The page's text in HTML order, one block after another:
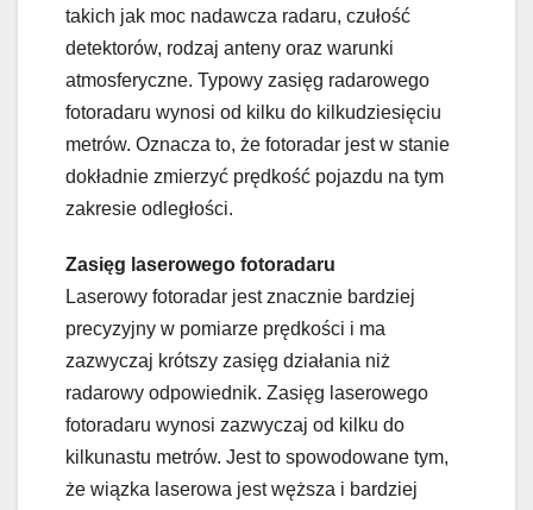
takich jak moc nadawcza radaru, czułość
detektorów, rodzaj anteny oraz warunki
atmosferyczne. Typowy zasięg radarowego
fotoradaru wynosi od kilku do kilkudziesięciu
metrów. Oznacza to, że fotoradar jest w stanie
dokładnie zmierzyć prędkość pojazdu na tym
zakresie odległości.
Zasięg laserowego fotoradaru
Laserowy fotoradar jest znacznie bardziej
precyzyjny w pomiarze prędkości i ma
zazwyczaj krótszy zasięg działania niż
radarowy odpowiednik. Zasięg laserowego
fotoradaru wynosi zazwyczaj od kilku do
kilkunastu metrów. Jest to spowodowane tym,
że wiązka laserowa jest węższa i bardziej